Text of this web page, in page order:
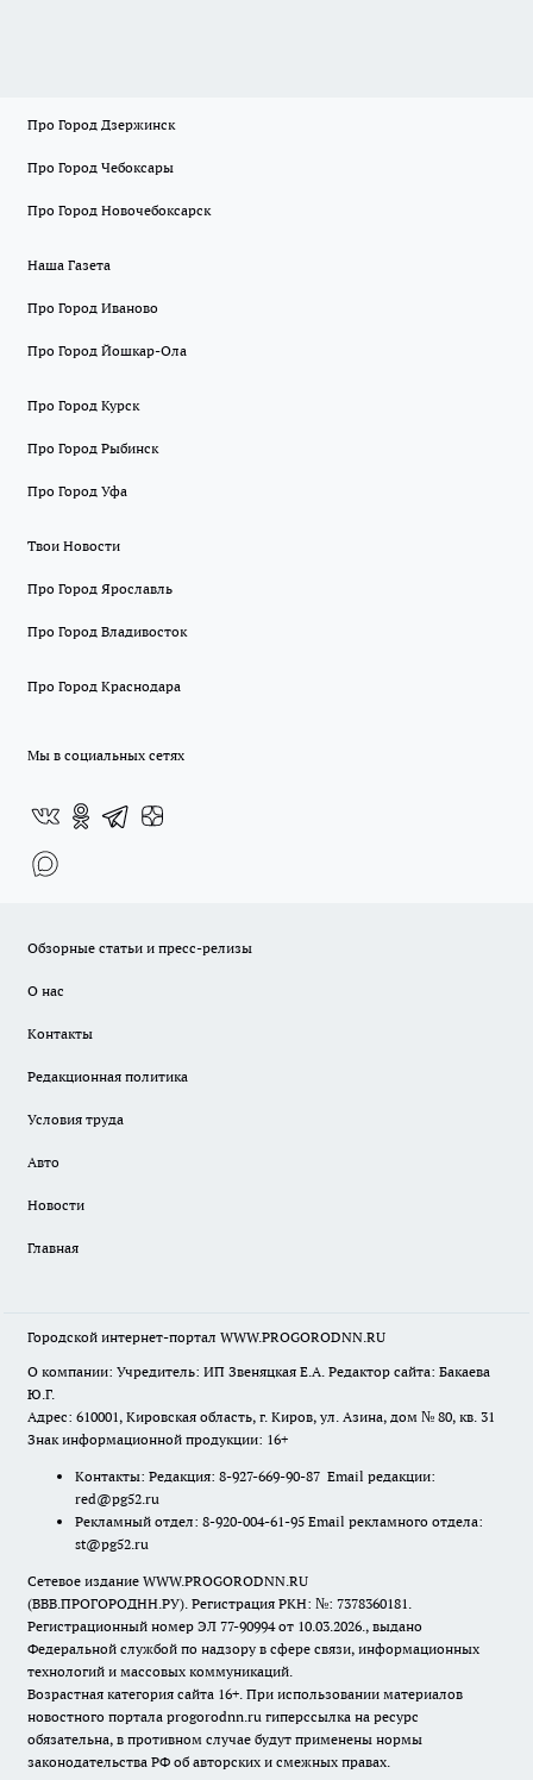
Про Город Дзержинск
Про Город Чебоксары
Про Город Новочебоксарск
Наша Газета
Про Город Иваново
Про Город Йошкар-Ола
Про Город Курск
Про Город Рыбинск
Про Город Уфа
Твои Новости
Про Город Ярославль
Про Город Владивосток
Про Город Краснодара
Мы в социальных сетях
Обзорные статьи и пресс-релизы
О нас
Контакты
Редакционная политика
Условия труда
Авто
Новости
Главная
Городской интернет-портал WWW.PROGORODNN.RU
О компании: Учредитель: ИП Звеняцкая Е.А. Редактор сайта: Бакаева
Ю.Г.
Адрес: 610001, Кировская область, г. Киров, ул. Азина, дом № 80, кв. 31
Знак информационной продукции: 16+
Контакты: Редакция: 8-927-669-90-87 Email редакции:
red@pg52.ru
Рекламный отдел: 8-920-004-61-95 Email рекламного отдела:
st@pg52.ru
Сетевое издание WWW.PROGORODNN.RU
(ВВВ.ПРОГОРОДНН.РУ). Регистрация РКН: №: 7378360181.
Регистрационный номер ЭЛ 77-90994 от 10.03.2026., выдано
Федеральной службой по надзору в сфере связи, информационных
технологий и массовых коммуникаций.
Возрастная категория сайта 16+. При использовании материалов
новостного портала progorodnn.ru гиперссылка на ресурс
обязательна, в противном случае будут применены нормы
законодательства РФ об авторских и смежных правах.